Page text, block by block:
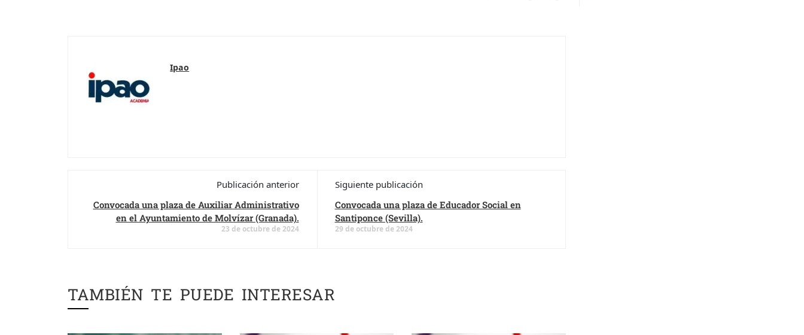
Ipao
Publicación anterior
Convocada una plaza de Auxiliar Administrativo
en el Ayuntamiento de Molvízar (Granada).
23 de octubre de 2024
Siguiente publicación
Convocada una plaza de Educador Social en
Santiponce (Sevilla).
29 de octubre de 2024
TAMBIÉN TE PUEDE INTERESAR